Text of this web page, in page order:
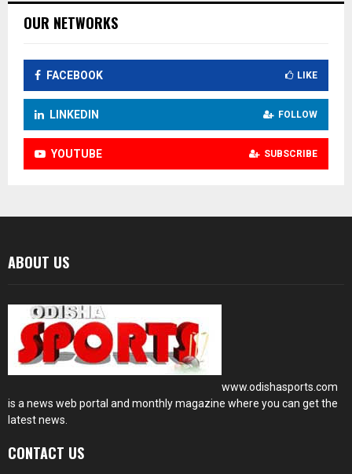
OUR NETWORKS
FACEBOOK LIKE
LINKEDIN FOLLOW
YOUTUBE SUBSCRIBE
ABOUT US
www.odishasports.com
is a news web portal and monthly magazine where you can get the
latest news.
CONTACT US